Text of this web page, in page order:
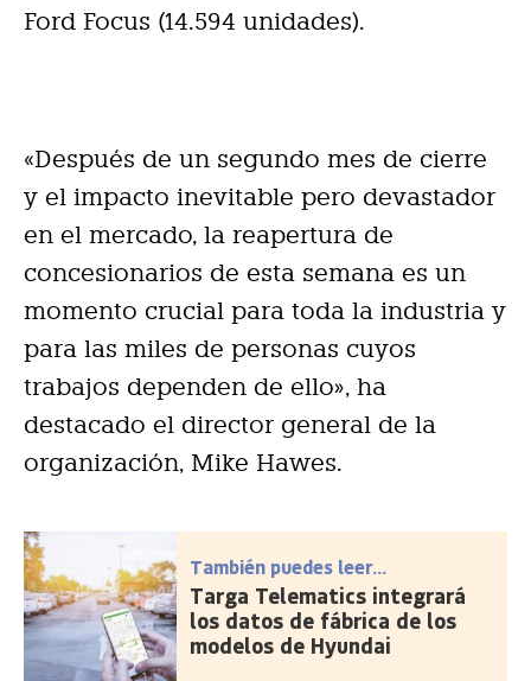
Ford Focus (14.594 unidades).
«Después de un segundo mes de cierre
y el impacto inevitable pero devastador
en el mercado, la reapertura de
concesionarios de esta semana es un
momento crucial para toda la industria y
para las miles de personas cuyos
trabajos dependen de ello», ha
destacado el director general de la
organización, Mike Hawes.
También puedes leer...
Targa Telematics integrará
los datos de fábrica de los
modelos de Hyundai